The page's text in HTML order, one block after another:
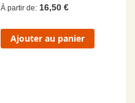
À partir de 16,50 €
Ajouter au panier